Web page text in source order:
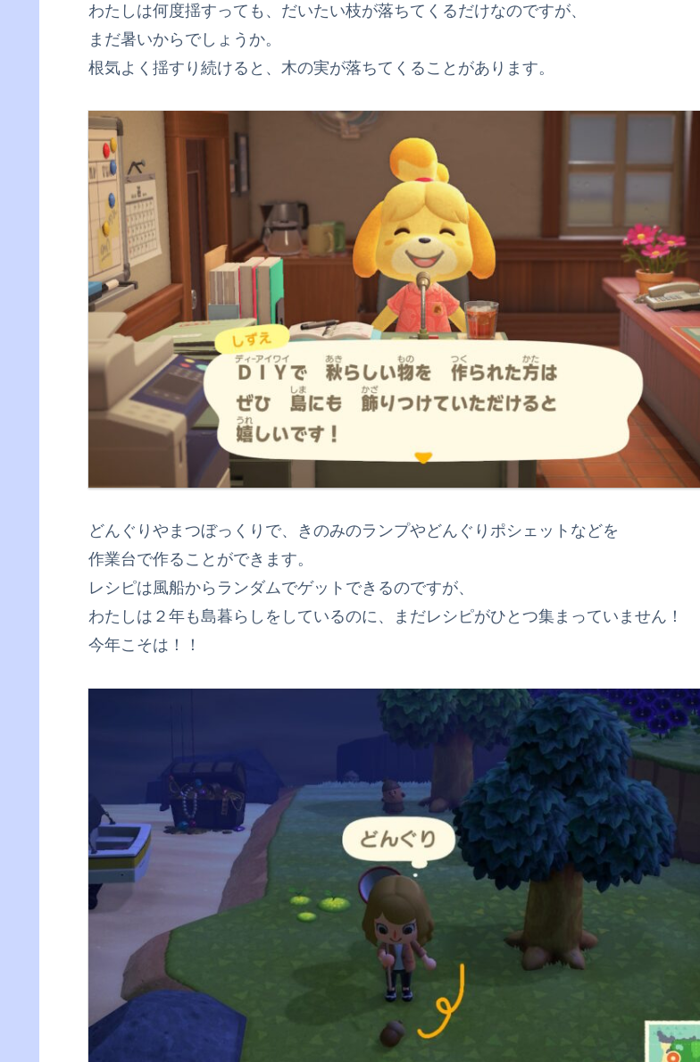
わたしは何度揺すっても、だいたい枝が落ちてくるだけなのですが、
まだ暑いからでしょうか。
根気よく揺すり続けると、木の実が落ちてくることがあります。
どんぐりやまつぼっくりで、きのみのランプやどんぐりポシェットなどを
作業台で作ることができます。
レシピは風船からランダムでゲットできるのですが、
わたしは２年も島暮らしをしているのに、まだレシピがひとつ集まっていません！
今年こそは！！